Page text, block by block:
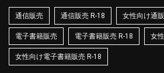
通信販売 通信販売 R-18 女性向け通販
電子書籍販売 電子書籍販売 R-18 女
女性向け電子書籍販売 R-18